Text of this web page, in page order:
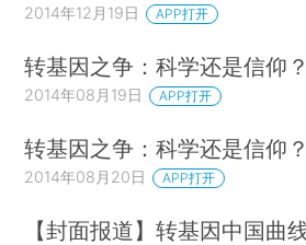
2014年12月19日 APP打开
转基因之争：科学还是信仰？
2014年08月19日 APP打开
转基因之争：科学还是信仰？
2014年08月20日 APP打开
【封面报道】转基因中国曲